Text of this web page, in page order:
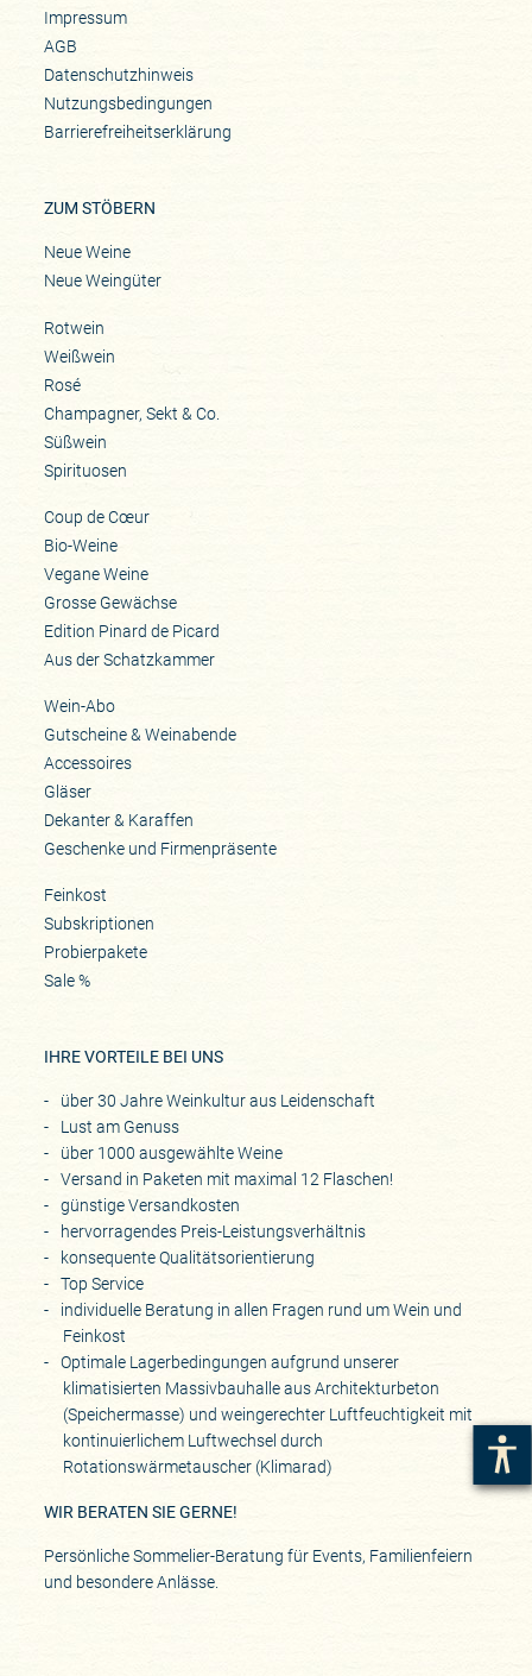
Impressum
AGB
Datenschutzhinweis
Nutzungsbedingungen
Barrierefreiheitserklärung
ZUM STÖBERN
Neue Weine
Neue Weingüter
Rotwein
Weißwein
Rosé
Champagner, Sekt & Co.
Süßwein
Spirituosen
Coup de Cœur
Bio-Weine
Vegane Weine
Grosse Gewächse
Edition Pinard de Picard
Aus der Schatzkammer
Wein-Abo
Gutscheine & Weinabende
Accessoires
Gläser
Dekanter & Karaffen
Geschenke und Firmenpräsente
Feinkost
Subskriptionen
Probierpakete
Sale %
IHRE VORTEILE BEI UNS
über 30 Jahre Weinkultur aus Leidenschaft
Lust am Genuss
über 1000 ausgewählte Weine
Versand in Paketen mit maximal 12 Flaschen!
günstige Versandkosten
hervorragendes Preis-Leistungsverhältnis
konsequente Qualitätsorientierung
Top Service
individuelle Beratung in allen Fragen rund um Wein und
Feinkost
Optimale Lagerbedingungen aufgrund unserer
klimatisierten Massivbauhalle aus Architekturbeton
(Speichermasse) und weingerechter Luftfeuchtigkeit mit
kontinuierlichem Luftwechsel durch
Rotationswärmetauscher (Klimarad)
WIR BERATEN SIE GERNE!
Persönliche Sommelier-Beratung für Events, Familienfeiern
und besondere Anlässe.